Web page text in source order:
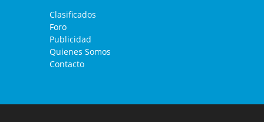
Clasificados
Foro
Publicidad
Quienes Somos
Contacto